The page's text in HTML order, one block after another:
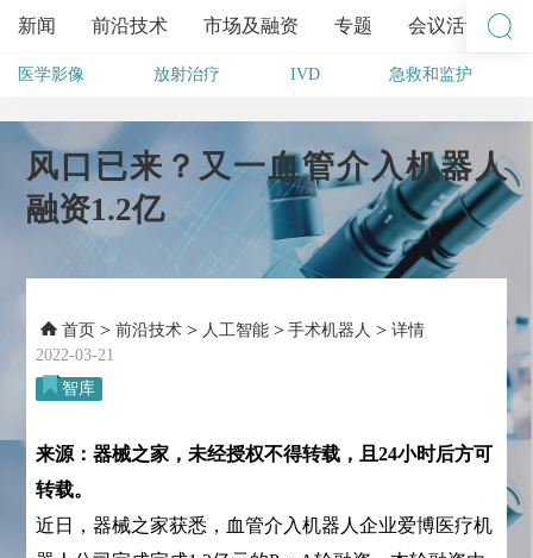
新闻 前沿技术 市场及融资 专题 会议活动
医学影像 放射治疗 IVD 急救和监护
风口已来？又一血管介入机器人
融资1.2亿
首页 > 前沿技术 > 人工智能 > 手术机器人 > 详情
2022-03-21
智库
来源：器械之家，未经授权不得转载，且24小时后方可
转载。
近日，器械之家获悉，血管介入机器人企业爱博医疗机